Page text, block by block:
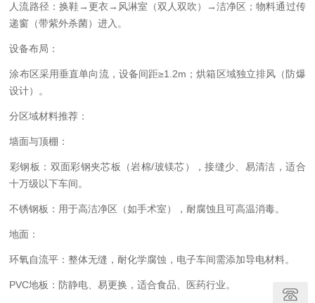
人流路径：换鞋→更衣→风淋室（双人双吹）→洁净区；物料通过传
递窗（带紫外杀菌）进入。
‌设备布局：‌
涂布区采用垂直单向流，设备间距≥1.2m；烘箱区域独立排风（防爆
设计）。
分区域材料推荐‌：
‌墙面与顶棚‌：
‌彩钢板‌：双面彩钢夹芯板（岩棉/玻镁芯），接缝少、易清洁，适合
十万级以下车间。
‌不锈钢板‌：用于高洁净区（如手术室），耐腐蚀且可高温消毒。
‌地面‌：
‌环氧自流平‌：整体无缝，耐化学腐蚀，电子车间需添加导电材料。
‌PVC地板‌：防静电、易更换，适合食品、医药行业。